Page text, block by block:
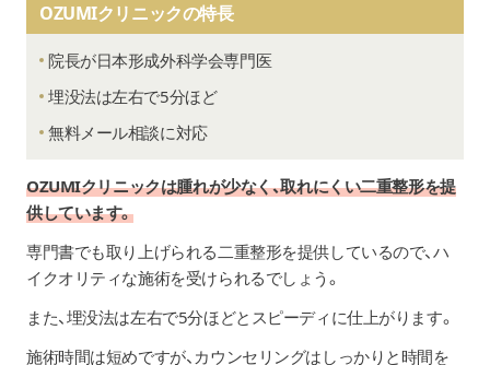
OZUMIクリニックの特長
院長が日本形成外科学会専門医
埋没法は左右で5分ほど
無料メール相談に対応
OZUMIクリニックは腫れが少なく、取れにくい二重整形を提
供しています。
専門書でも取り上げられる二重整形を提供しているので、ハ
イクオリティな施術を受けられるでしょう。
また、埋没法は左右で5分ほどとスピーディに仕上がります。
施術時間は短めですが、カウンセリングはしっかりと時間を